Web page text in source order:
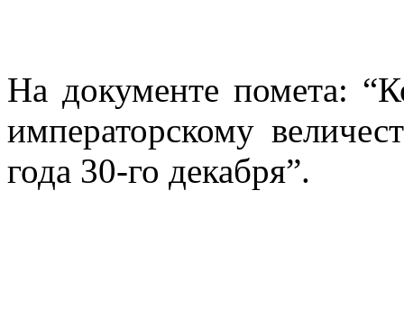
На документе помета:
императорскому
года 30-го декабря”.